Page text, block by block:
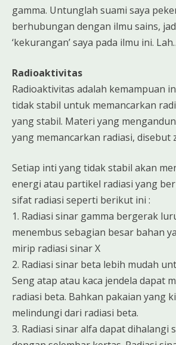
gamma. Untunglah suami saya
berhubungan dengan ilmu sains,
‘kekurangan’ saya pada ilmu ini.
Radioaktivitas
Radioaktivitas adalah kemampuan
tidak stabil untuk memancarkan
yang stabil. Materi yang
yang memancarkan radiasi, disebut
Setiap inti yang tidak stabil akan
energi atau partikel radiasi yang
sifat radiasi seperti berikut ini :
1. Radiasi sinar gamma bergerak
menembus sebagian besar bahan
mirip radiasi sinar X
2. Radiasi sinar beta lebih mudah
Seng atap atau kaca jendela dapat
radiasi beta. Bahkan pakaian yang
melindungi dari radiasi beta.
3. Radiasi sinar alfa dapat dihalangi